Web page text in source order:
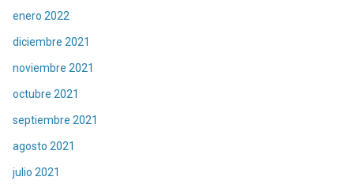
enero 2022
diciembre 2021
noviembre 2021
octubre 2021
septiembre 2021
agosto 2021
julio 2021